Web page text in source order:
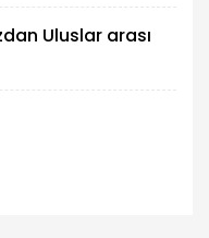
Uluslar arası